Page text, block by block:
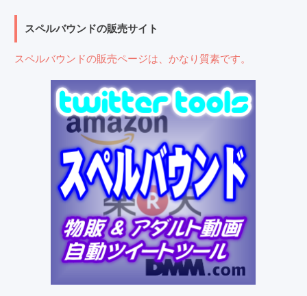
スペルバウンドの販売サイト
スペルバウンドの販売ページは、かなり質素です。